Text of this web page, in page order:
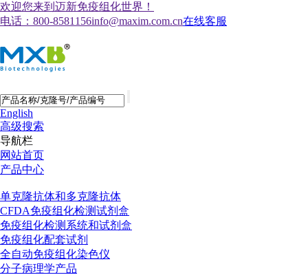
欢迎您来到迈新免疫组化世界！
电话：800-8581156info@maxim.com.cn在线客服
English
高级搜索
导航栏
网站首页
产品中心
单克隆抗体和多克隆抗体
CFDA免疫组化检测试剂盒
免疫组化检测系统和试剂盒
免疫组化配套试剂
全自动免疫组化染色仪
分子病理学产品